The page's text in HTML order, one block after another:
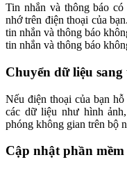
Tin nhắn và thông báo
nhớ trên điện thoại của
tin nhắn và thông báo
tin nhắn và thông báo
Chuyển dữ liệu sang
Nếu điện thoại của bạn
các dữ liệu như hình
phóng không gian trên bộ
Cập nhật phần mềm